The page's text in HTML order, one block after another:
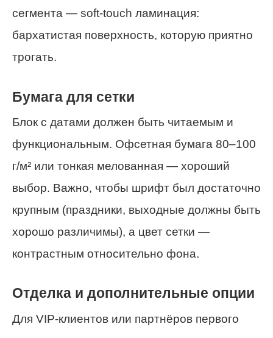
сегмента — soft-touch ламинация:
бархатистая поверхность, которую приятно
трогать.
Бумага для сетки
Блок с датами должен быть читаемым и
функциональным. Офсетная бумага 80–100
г/м² или тонкая мелованная — хороший
выбор. Важно, чтобы шрифт был достаточно
крупным (праздники, выходные должны быть
хорошо различимы), а цвет сетки —
контрастным относительно фона.
Отделка и дополнительные опции
Для VIP-клиентов или партнёров первого